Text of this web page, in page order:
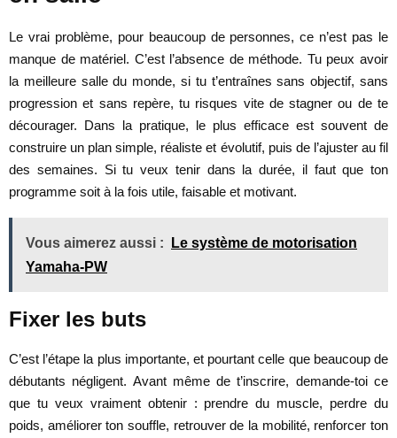
Le vrai problème, pour beaucoup de personnes, ce n’est pas le
manque de matériel. C’est l’absence de méthode. Tu peux avoir
la meilleure salle du monde, si tu t’entraînes sans objectif, sans
progression et sans repère, tu risques vite de stagner ou de te
décourager. Dans la pratique, le plus efficace est souvent de
construire un plan simple, réaliste et évolutif, puis de l’ajuster au fil
des semaines. Si tu veux tenir dans la durée, il faut que ton
programme soit à la fois utile, faisable et motivant.
Vous aimerez aussi :
Le système de motorisation
Yamaha-PW
Fixer les buts
C’est l’étape la plus importante, et pourtant celle que beaucoup de
débutants négligent. Avant même de t’inscrire, demande-toi ce
que tu veux vraiment obtenir : prendre du muscle, perdre du
poids, améliorer ton souffle, retrouver de la mobilité, renforcer ton